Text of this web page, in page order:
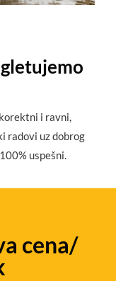
i ravni,
radovi uz dobrog
uspešni.
cena/